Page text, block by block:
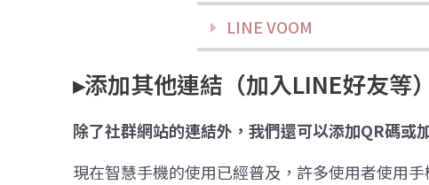
LINE VOOM
▸添加其他連結（加入LINE好友等）
除了社群網站的連結外，我們還可以添加QR碼或
現在智慧手機的使用已經普及，許多使用者使用手